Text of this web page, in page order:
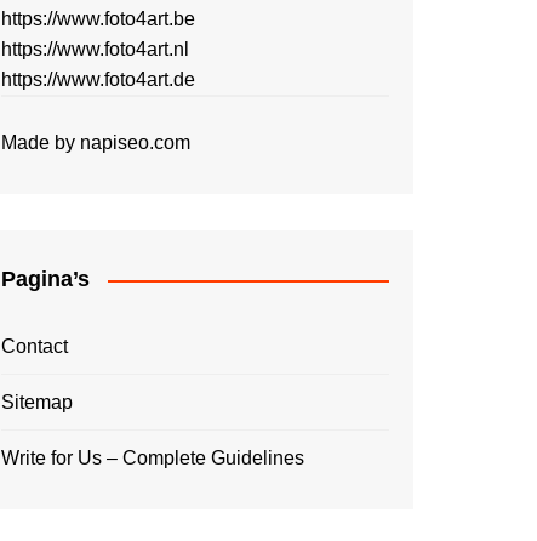
https://www.foto4art.be
https://www.foto4art.nl
https://www.foto4art.de
Made by napiseo.com
Pagina’s
Contact
Sitemap
Write for Us – Complete Guidelines